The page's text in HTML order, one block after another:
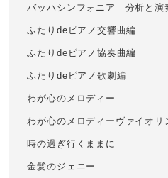
バッハシンフォニア 分析と演
ふたりdeピアノ交響曲編
ふたりdeピアノ協奏曲編
ふたりdeピアノ歌劇編
わが心のメロディー
わが心のメロディーヴァイオリ
時の過ぎ行くままに
金髪のジェニー